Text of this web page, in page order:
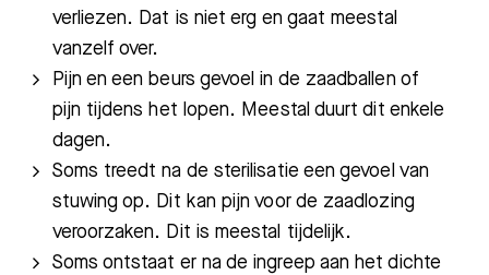
verliezen. Dat is niet erg en gaat meestal
vanzelf over.
Pijn en een beurs gevoel in de zaadballen of
pijn tijdens het lopen. Meestal duurt dit enkele
dagen.
Soms treedt na de sterilisatie een gevoel van
stuwing op. Dit kan pijn voor de zaadlozing
veroorzaken. Dit is meestal tijdelijk.
Soms ontstaat er na de ingreep aan het dichte